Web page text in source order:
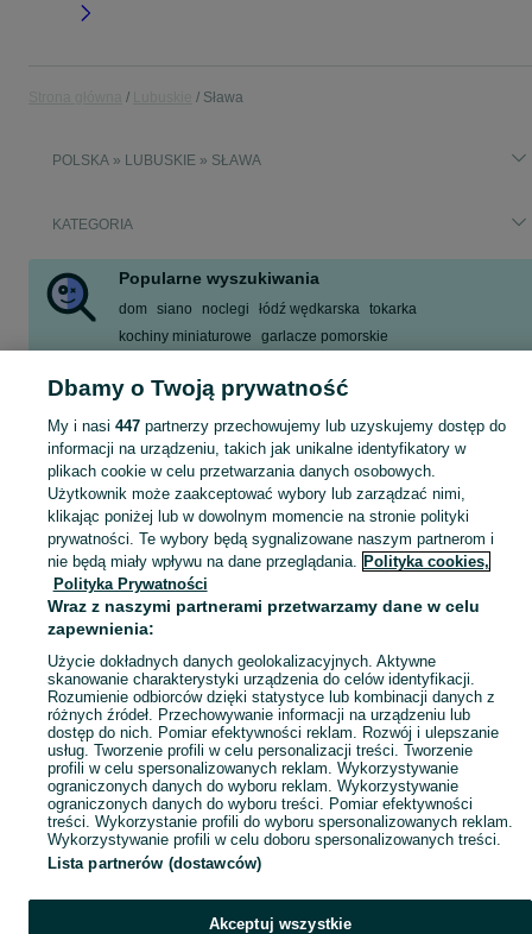
Sława
POLSKA » LUBUSKIE » SŁAWA
KATEGORIA
Popularne wyszukiwania
dom siano noclegi łódź wędkarska tokarka
kochiny miniaturowe
garlacze pomorskie
Zobacz Więcej
Skorzystaj z największego serwisu ogłoszeniowego - Sława i okolice! Kupuj to, czego pragniesz i sprzedawaj to, czego już nie potrzebujesz!
Mapa kategorii
Mapa miejscowości
Mapa ministron
Popularne wyszukiwania
Dbamy o Twoją prywatność
My i nasi 447partnerzy przechowujemy lub uzyskujemy dostęp do
informacji na urządzeniu, takich jak unikalne identyfikatory w
plikach cookie w celu przetwarzania danych osobowych.
Użytkownik może zaakceptować wybory lub zarządzać nimi,
klikając poniżej lub w dowolnym momencie na stronie polityki
prywatności. Te wybory będą sygnalizowane naszym partnerom i
nie będą miały wpływu na dane przeglądania. Polityka cookies,
Polityka Prywatności
Wraz z naszymi partnerami przetwarzamy dane w celu
zapewnienia:
Użycie dokładnych danych geolokalizacyjnych. Aktywne
skanowanie charakterystyki urządzenia do celów identyfikacji.
Rozumienie odbiorców dzięki statystyce lub kombinacji danych z
różnych źródeł. Przechowywanie informacji na urządzeniu lub
dostęp do nich. Pomiar efektywności reklam. Rozwój i ulepszanie
usług. Tworzenie profili w celu personalizacji treści. Tworzenie
profili w celu spersonalizowanych reklam. Wykorzystywanie
ograniczonych danych do wyboru reklam. Wykorzystywanie
ograniczonych danych do wyboru treści. Pomiar efektywności
treści. Wykorzystanie profili do wyboru spersonalizowanych reklam.
Wykorzystywanie profili w celu doboru spersonalizowanych treści.
Lista partnerów (dostawców)
Akceptuj wszystkie